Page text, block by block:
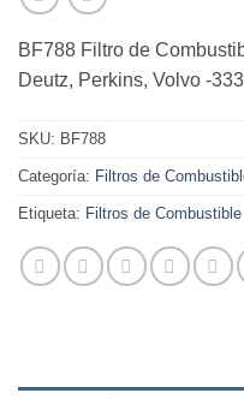
BF788 Filtro de
Deutz, Perkins, Volvo -
SKU: BF788
Categoría: Filtros de
Etiqueta: Filtros de Combustible